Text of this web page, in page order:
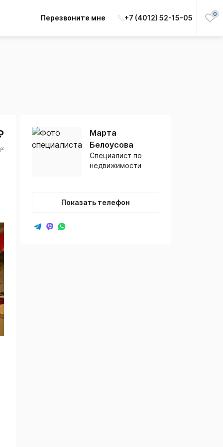
Перезвоните мне +7 (4012) 52-15-05 0
Марта
Белоусова
Специалист по
недвижимости
Показать телефон